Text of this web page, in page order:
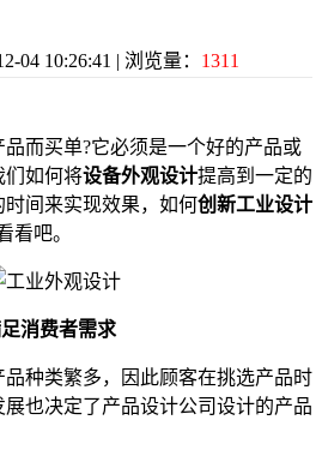
04 10:26:41 | 浏览量： 1311
买单?它必须是一个好的产品或
们如何将设备外观设计提高到一定的
间来实现效果，如何创新工业设计
看吧。
消费者需求
种类繁多，因此顾客在挑选产品时
也决定了产品设计公司设计的产品